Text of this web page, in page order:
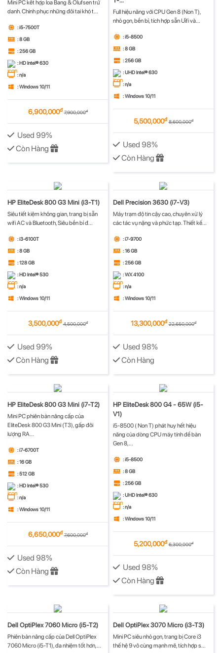
Mini PC kết hợp loa Bang & Olufsen trứ
danh. Chinh phục những đôi tai khó t...
: i5-7500T
: 8 GB
: 256 GB
: HD Intel® 630
: n/a
: Windows 10/11
6,900,000đ 7,900,000đ
Used 99%
Còn Hàng
Full hiệu năng với CPU Gen 8 (Non T),
nhỏ gọn, bền bỉ, tích hợp sẵn Ưifi và...
: i5-8500
: 8 GB
: 256 GB
: UHD Intel® 630
: n/a
: Windows 10/11
5,500,000đ 8,600,000đ
Used 98%
Còn Hàng
HP EliteDesk 800 G3 Mini (i3-T1)
Siêu tiết kiệm không gian, trang bị sẵn
wifi AC và Bluetooth, Siêu bền bỉ đ...
: i3-6100T
: 8 GB
: 128 GB
: HD Intel® 530
: n/a
: Windows 10/11
3,500,000đ 4,500,000đ
Used 99%
Còn Hàng
Dell Precision 3630 (i7-V3)
Máy trạm độ tin cậy cao, chuyên xử lý
các tác vụ nặng và phức tạp. Thiết kế...
: i7-9700
: 16 GB
: 256 GB
: WX 4100
: n/a
: Windows 10/11
13,300,000đ 22,650,000đ
Used 98%
Còn Hàng
HP EliteDesk 800 G3 Mini (i7-T2)
Mini PC phiên bản nâng cấp của
EliteDesk 800 G3 Mini (T3), gấp đôi
lượng RA...
: i7-6700T
: 16 GB
: 512 GB
: HD Intel® 530
: n/a
: Windows 10/11
6,650,000đ 7,600,000đ
Used 98%
Còn Hàng
HP EliteDesk 800 G4 - 65W (i5-
V1)
i5-8500 ( Non T) phát huy hết hiệu
năng của dòng CPU máy tính để bàn
Gen 8,...
: i5-8500
: 8 GB
: 256 GB
: UHD Intel® 630
: n/a
: Windows 10/11
5,200,000đ 6,300,000đ
Used 98%
Còn Hàng
Dell OptiPlex 7060 Micro (i5-T2)
Phiên bản nâng cấp của Dell OptiPlex
7060 Micro (i5-T1), đa nhiệm tốt hơn,...
Dell OptiPlex 3070 Micro (i3-T3)
Mini PC siêu nhỏ gọn, trang bị Core i3
thế hệ 9 vô cùng mạnh mẽ, tích hợp s...